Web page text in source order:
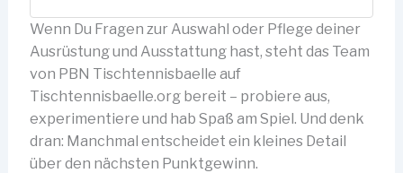
Wenn Du Fragen zur Auswahl oder Pflege deiner
Ausrüstung und Ausstattung hast, steht das Team
von PBN Tischtennisbaelle auf
Tischtennisbaelle.org bereit – probiere aus,
experimentiere und hab Spaß am Spiel. Und denk
dran: Manchmal entscheidet ein kleines Detail
über den nächsten Punktgewinn.